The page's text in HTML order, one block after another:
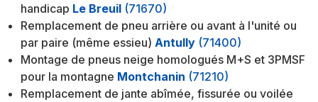
handicap Le Breuil (71670)
Remplacement de pneu arrière ou avant à l'unité ou
par paire (même essieu) Antully (71400)
Montage de pneus neige homologués M+S et 3PMSF
pour la montagne Montchanin (71210)
Remplacement de jante abîmée, fissurée ou voilée